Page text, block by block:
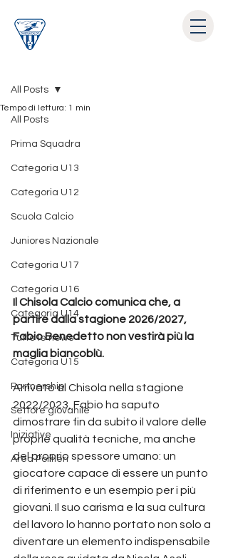
All Posts
Prima Squadra
Categoria U13
Categoria U12
Scuola Calcio
Juniores Nazionale
Categoria U17
Categoria U16
Categoria U14
Tutte le news
Categoria U15
Partnership
Settore giovanile
Iniziative
Area Portieri
All Posts
Tempo di lettura: 1 min
Il Chisola Calcio comunica che, a
partire dalla stagione 2026/2027,
Fabio Benedetto non vestirà più la
maglia biancoblù.
Arrivato al Chisola nella stagione
2022/2023, Fabio ha saputo
dimostrare fin da subito il valore delle
proprie qualità tecniche, ma anche
del proprio spessore umano: un
giocatore capace di essere un punto
di riferimento e un esempio per i più
giovani. Il suo carisma e la sua cultura
del lavoro lo hanno portato non solo a
diventare un elemento indispensabile